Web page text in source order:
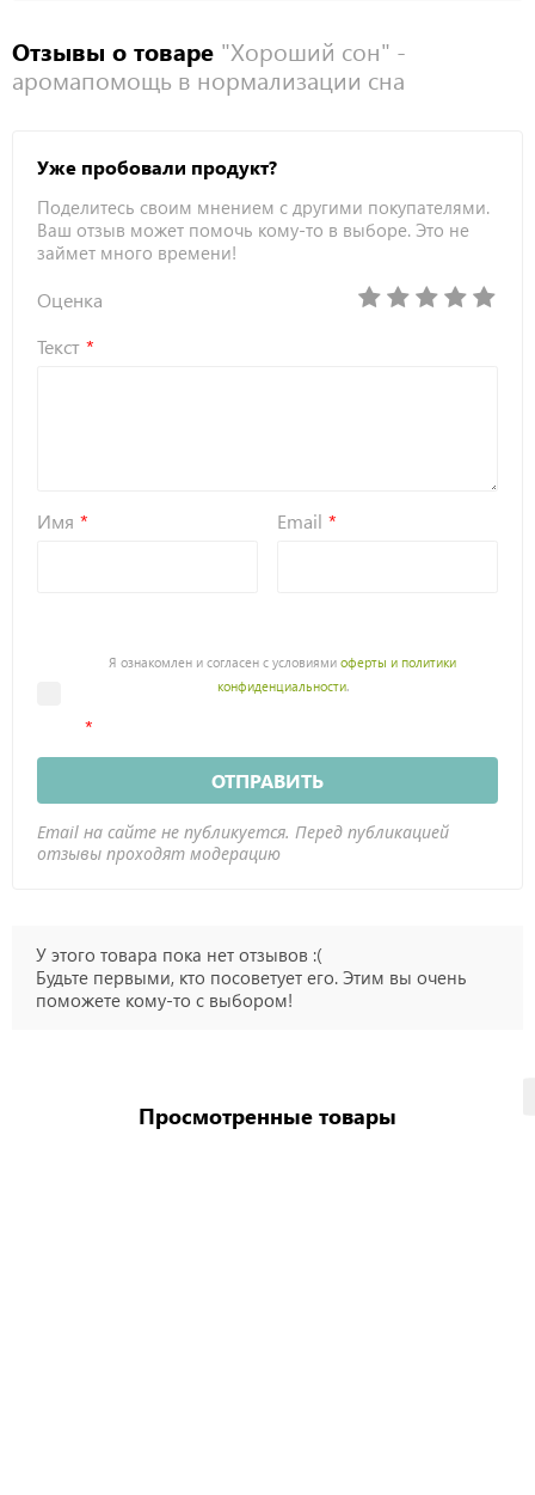
Отзывы о товаре "Хороший сон" -
аромапомощь в нормализации сна
Уже пробовали продукт?
Поделитесь своим мнением с другими покупателями.
Ваш отзыв может помочь кому-то в выборе. Это не
займет много времени!
Оценка
Текст
Имя Email
Я ознакомлен и согласен с условиямиоферты и политики
конфиденциальности.
ОТПРАВИТЬ
Email на сайте не публикуется. Перед публикацией
отзывы проходят модерацию
У этого товара пока нет отзывов :(
Будьте первыми, кто посоветует его. Этим вы очень
поможете кому-то с выбором!
Просмотренные товары